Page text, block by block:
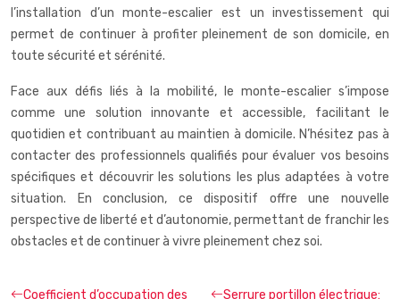
l’installation d’un monte-escalier est un investissement qui
permet de continuer à profiter pleinement de son domicile, en
toute sécurité et sérénité.
Face aux défis liés à la mobilité, le monte-escalier s’impose
comme une solution innovante et accessible, facilitant le
quotidien et contribuant au maintien à domicile. N’hésitez pas à
contacter des professionnels qualifiés pour évaluer vos besoins
spécifiques et découvrir les solutions les plus adaptées à votre
situation. En conclusion, ce dispositif offre une nouvelle
perspective de liberté et d’autonomie, permettant de franchir les
obstacles et de continuer à vivre pleinement chez soi.
Coefficient d’occupation des
Serrure portillon électrique: